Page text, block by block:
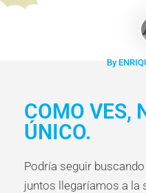
By
COMO VES,
ÚNICO.
Podría seguir
juntos llegaríamos a la